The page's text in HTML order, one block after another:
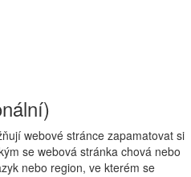
webové stránce zapamatovat si
se webová stránka chová nebo
nebo region, ve kterém se